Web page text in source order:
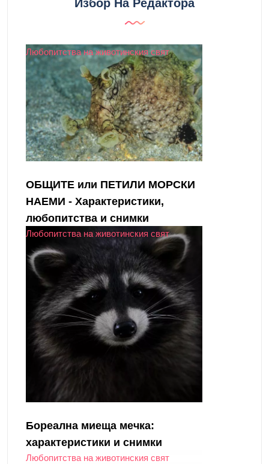
Избор На Редактора
Любопитства на животинския свят
ОБЩИТЕ или ПЕТИЛИ МОРСКИ
НАЕМИ - Характеристики,
любопитства и снимки
Любопитства на животинския свят
Бореална миеща мечка:
характеристики и снимки
Любопитства на животинския свят